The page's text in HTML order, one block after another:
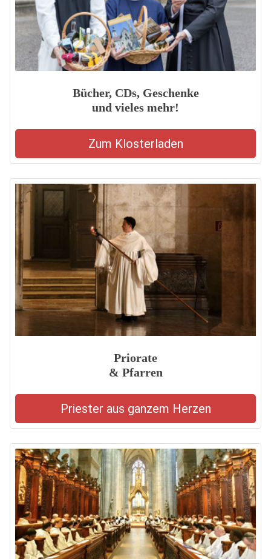
Bücher, CDs, Geschenke
und vieles mehr!
Zum Klosterladen
Priorate
& Pfarren
Priester aus ganzem Herzen